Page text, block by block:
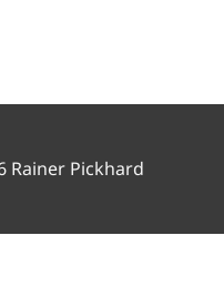
Rainer Pickhard